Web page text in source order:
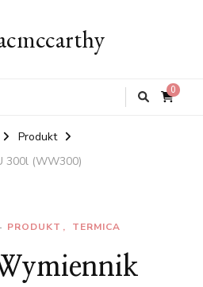
0
Produkt
300l (WW300)
PRODUKT TERMICA